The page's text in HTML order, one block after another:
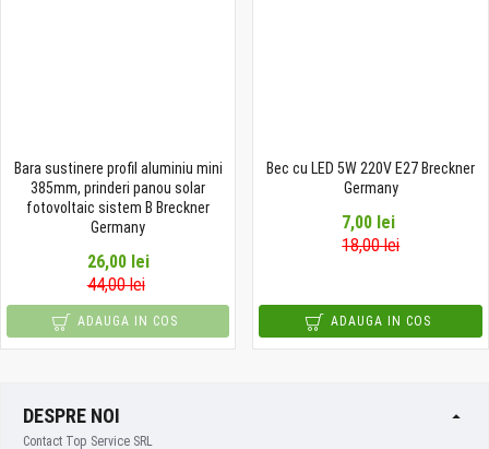
Bara sustinere profil aluminiu mini
385mm, prinderi panou solar
fotovoltaic sistem B Breckner
Germany
26,00 lei
44,00 lei
ADAUGA IN COS
Bec cu LED 5W 220V E27 Breckner
Germany
7,00 lei
18,00 lei
ADAUGA IN COS
DESPRE NOI
Contact Top Service SRL